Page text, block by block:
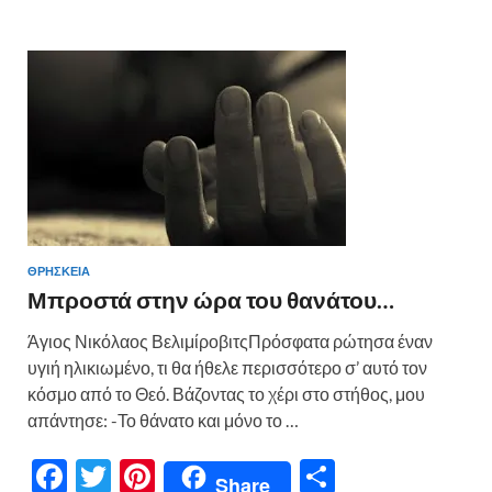
o
t
σ
τε
ίτ
ε
ΘΡΗΣΚΕΙΑ
Μπροστά στην ώρα του θανάτου…
Άγιος Νικόλαος ΒελιμίροβιτςΠρόσφατα ρώτησα έναν
υγιή ηλικιωμένο, τι θα ήθελε περισσότερο σ’ αυτό τον
κόσμο από το Θεό. Βάζοντας το χέρι στο στήθος, μου
απάντησε: -Το θάνατο και μόνο το …
F
T
Pi
Share